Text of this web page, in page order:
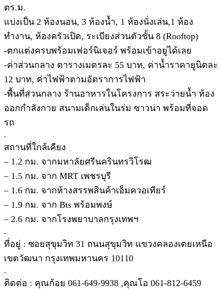
ตร.ม.
แบ่งเป็น 2 ห้องนอน, 3 ห้องน้ำ, 1 ห้องนั่งเล่น,1 ห้อง
ทำงาน, ห้องครัวเปิด, ระเบียงส่วนตัวชั้น 8 (Rooftop)
-ตกแต่งครบพร้อมเฟอร์นิเจอร์ พร้อมเข้าอยู่ได้เลย
-ค่าส่วนกลาง ตารางเมตรละ 55 บาท, ค่าน้ำราคายูนิตละ
12 บาท, ค่าไฟฟ้าตามอัตราการไฟฟ้า
-พื้นที่ส่วนกลาง ร้านอาหารในโครงการ สระว่ายน้ำ ห้อง
ออกกำลังกาย สนามเด็กเล่นในร่ม ซาวน่า พร้อมที่จอด
รถ
.
สถานที่ใกล้เคียง
– 1.2 กม. จากมหาลัยศรีนครินทรวิโรฒ
– 1.5 กม. จาก MRT เพชรบุรี
– 1.6 กม. จากห้างสรรพสินค้าเอ็มควอเทียร์
– 1.9 กม. จาก Bts พร้อมพงษ์
– 2.6 กม. จากโรงพยาบาลกรุงเทพฯ
.
ที่อยู่ : ซอยสุขุมวิท 31 ถนนสุขุมวิท แขวงคลองเตยเหนือ
เขตวัฒนา กรุงเทพมหานคร 10110
.
ติดต่อ : คุณก้อย 061-649-9938 ,คุณโอ 061-812-6459